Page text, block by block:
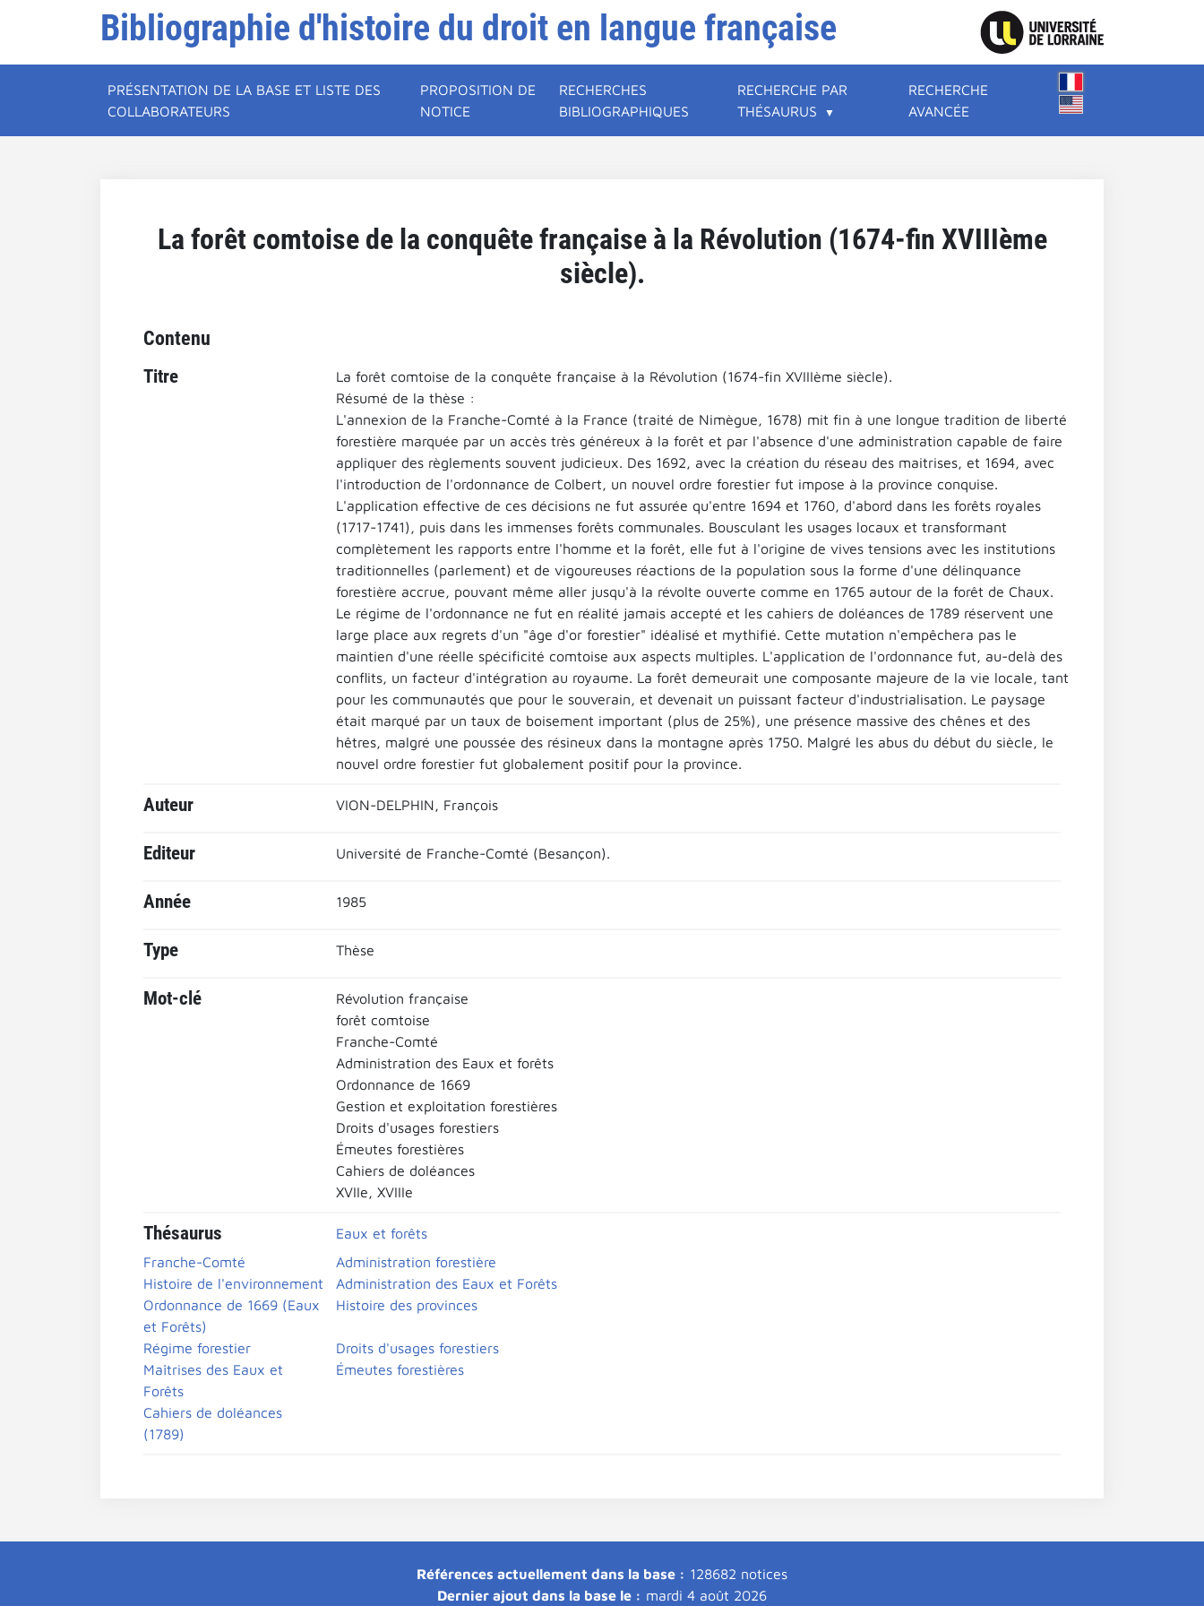
Bibliographie d'histoire du droit en langue française
PRÉSENTATION DE LA BASE ET LISTE DES
COLLABORATEURS
PROPOSITION DE
NOTICE
RECHERCHES
BIBLIOGRAPHIQUES
RECHERCHE PAR
THÉSAURUS
RECHERCHE
AVANCÉE
La forêt comtoise de la conquête française à la Révolution (1674-fin XVIIIème
siècle).
Contenu
Titre
La forêt comtoise de la conquête française à la Révolution (1674-fin XVIIIème siècle).
Résumé de la thèse :
L'annexion de la Franche-Comté à la France (traité de Nimègue, 1678) mit fin à une longue tradition de liberté
forestière marquée par un accès très généreux à la forêt et par l'absence d'une administration capable de faire
appliquer des règlements souvent judicieux. Des 1692, avec la création du réseau des maitrises, et 1694, avec
l'introduction de l'ordonnance de Colbert, un nouvel ordre forestier fut impose à la province conquise.
L'application effective de ces décisions ne fut assurée qu'entre 1694 et 1760, d'abord dans les forêts royales
(1717-1741), puis dans les immenses forêts communales. Bousculant les usages locaux et transformant
complètement les rapports entre l'homme et la forêt, elle fut à l'origine de vives tensions avec les institutions
traditionnelles (parlement) et de vigoureuses réactions de la population sous la forme d'une délinquance
forestière accrue, pouvant même aller jusqu'à la révolte ouverte comme en 1765 autour de la forêt de Chaux.
Le régime de l'ordonnance ne fut en réalité jamais accepté et les cahiers de doléances de 1789 réservent une
large place aux regrets d'un "âge d'or forestier" idéalisé et mythifié. Cette mutation n'empêchera pas le
maintien d'une réelle spécificité comtoise aux aspects multiples. L'application de l'ordonnance fut, au-delà des
conflits, un facteur d'intégration au royaume. La forêt demeurait une composante majeure de la vie locale, tant
pour les communautés que pour le souverain, et devenait un puissant facteur d'industrialisation. Le paysage
était marqué par un taux de boisement important (plus de 25%), une présence massive des chênes et des
hêtres, malgré une poussée des résineux dans la montagne après 1750. Malgré les abus du début du siècle, le
nouvel ordre forestier fut globalement positif pour la province.
Auteur VION-DELPHIN, François
Editeur Université de Franche-Comté (Besançon).
Année 1985
Type Thèse
Mot-clé
Révolution française
forêt comtoise
Franche-Comté
Administration des Eaux et forêts
Ordonnance de 1669
Gestion et exploitation forestières
Droits d'usages forestiers
Émeutes forestières
Cahiers de doléances
XVIIe, XVIIIe
Thésaurus
Eaux et forêts
Franche-Comté
Administration forestière
Histoire de l'environnement
Administration des Eaux et Forêts
Ordonnance de 1669 (Eaux
et Forêts)
Histoire des provinces
Régime forestier
Droits d'usages forestiers
Maîtrises des Eaux et
Forêts
Émeutes forestières
Cahiers de doléances
(1789)
Références actuellement dans la base : 128682 notices
Dernier ajout dans la base le : mardi 4 août 2026